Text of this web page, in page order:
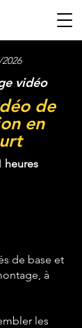
vidéo
de
en
heures
de base et
à
les